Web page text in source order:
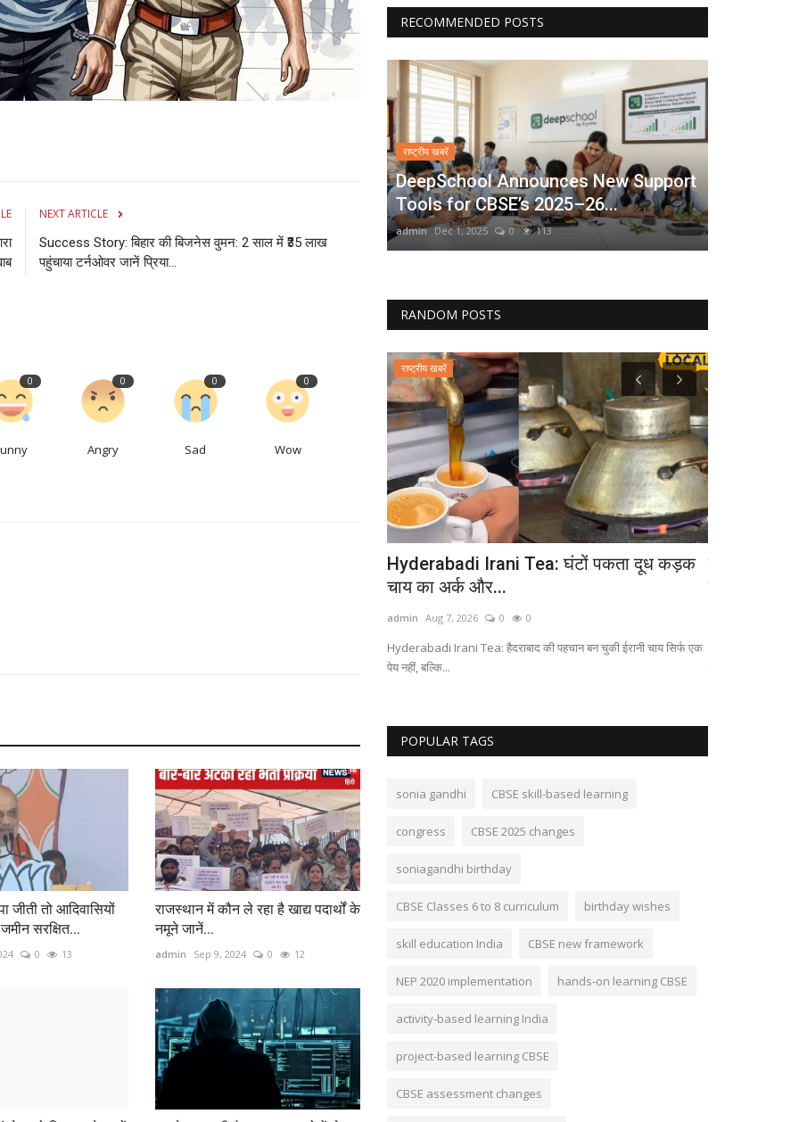
NEXT ARTICLE
Success Story: बिहार की बिजनेस वुमन: 2 साल में ₹35 लाख
पहुंचाया टर्नओवर जानें प्रिया...
0 0
Angry
0
Sad
0
Wow
जीती तो आदिवासियों
सरक्षित...
0 13
राजस्थान में कौन ले रहा है खाद्य पदार्थों के
नमूने जानें...
admin Sep 9, 2024 0 12
RECOMMENDED POSTS
राष्ट्रीय खबरें
DeepSchool Announces New Support
Tools for CBSE’s 2025–26...
admin Dec 1, 2025 0 113
RANDOM POSTS
सोशल
अलग तरह
राष्ट्रीय खबरें
Hyderabadi Irani Tea: घंटों पकता दूध कड़क
चाय का अर्क और...
admin Aug 7, 2026 0 0
Hyderabadi Irani Tea: हैदराबाद की पहचान बन चुकी ईरानी चाय सिर्फ एक
पेय नहीं, बल्कि...
POPULAR TAGS
sonia gandhi CBSE skill-based learning
congress CBSE 2025 changes
soniagandhi birthday
CBSE Classes 6 to 8 curriculum birthday wishes
skill education India CBSE new framework
NEP 2020 implementation hands-on learning CBSE
activity-based learning India
project-based learning CBSE
CBSE assessment changes